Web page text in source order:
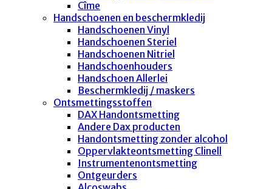
Cîme
Handschoenen en beschermkledij
Handschoenen Vinyl
Handschoenen Steriel
Handschoenen Nitriel
Handschoenhouders
Handschoen Allerlei
Beschermkledij / maskers
Ontsmettingsstoffen
DAX Handontsmetting
Andere Dax producten
Handontsmetting zonder alcohol
Oppervlakteontsmetting Clinell
Instrumentenontsmetting
Ontgeurders